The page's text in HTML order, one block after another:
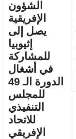
الشؤون
الإفريقية
يصل إلى
إثيوبيا
للمشاركة
في أشغال
الدورة الـ 49
للمجلس
التنفيذي
للاتحاد
الإفريقي